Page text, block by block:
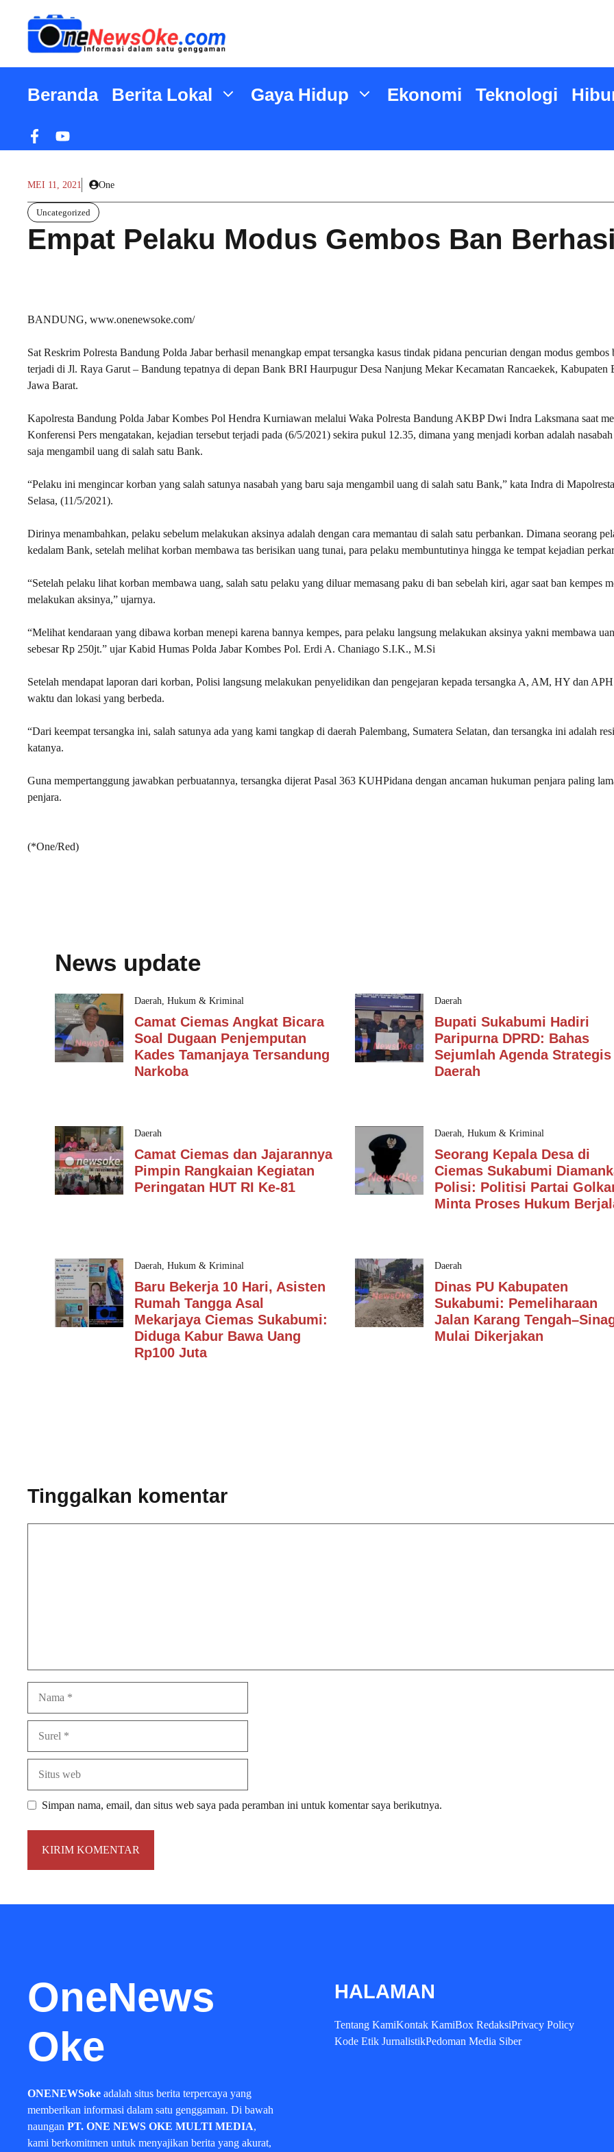
Beranda Berita Lokal Gaya Hidup Ekonomi Teknologi
MEI 11, 2021 One
Uncategorized
Empat Pelaku Modus Gembos Ban
BANDUNG, www.onenewsoke.com/
Sat Reskrim Polresta Bandung Polda Jabar berhasil menangkap empat tersangka kasus tindak pidana pencurian dengan modus gembos
terjadi di Jl. Raya Garut – Bandung tepatnya di depan Bank BRI Haurpugur Desa Nanjung Mekar Kecamatan Rancaekek, Kabupaten
Jawa Barat.
Kapolresta Bandung Polda Jabar Kombes Pol Hendra Kurniawan melalui Waka Polresta Bandung AKBP Dwi Indra Laksmana saat
Konferensi Pers mengatakan, kejadian tersebut terjadi pada (6/5/2021) sekira pukul 12.35, dimana yang menjadi korban adalah
saja mengambil uang di salah satu Bank.
“Pelaku ini mengincar korban yang salah satunya nasabah yang baru saja mengambil uang di salah satu Bank,” kata Indra di
Selasa, (11/5/2021).
Dirinya menambahkan, pelaku sebelum melakukan aksinya adalah dengan cara memantau di salah satu perbankan. Dimana seorang
kedalam Bank, setelah melihat korban membawa tas berisikan uang tunai, para pelaku membuntutinya hingga ke tempat kejadian
“Setelah pelaku lihat korban membawa uang, salah satu pelaku yang diluar memasang paku di ban sebelah kiri, agar saat ban kempes
melakukan aksinya,” ujarnya.
“Melihat kendaraan yang dibawa korban menepi karena bannya kempes, para pelaku langsung melakukan aksinya yakni membawa
sebesar Rp 250jt.” ujar Kabid Humas Polda Jabar Kombes Pol. Erdi A. Chaniago S.I.K., M.Si
Setelah mendapat laporan dari korban, Polisi langsung melakukan penyelidikan dan pengejaran kepada tersangka A, AM, HY dan
waktu dan lokasi yang berbeda.
“Dari keempat tersangka ini, salah satunya ada yang kami tangkap di daerah Palembang, Sumatera Selatan, dan tersangka ini adalah
katanya.
Guna mempertanggung jawabkan perbuatannya, tersangka dijerat Pasal 363 KUHPidana dengan ancaman hukuman penjara paling
penjara.
(*One/Red)
News update
Daerah Hukum & Kriminal
Camat Ciemas Angkat Bicara
Soal Dugaan Penjemputan
Kades Tamanjaya Tersandung
Narkoba
Daerah
Bupati Sukabumi Hadiri
Paripurna DPRD: Bahas
Sejumlah Agenda Strategis
Daerah
Daerah
Camat Ciemas dan Jajarannya
Pimpin Rangkaian Kegiatan
Peringatan HUT RI Ke-81
Daerah Hukum & Kriminal
Seorang Kepala Desa di
Ciemas Sukabumi
Polisi: Politisi Partai
Minta Proses Hukum
Daerah Hukum & Kriminal
Baru Bekerja 10 Hari, Asisten
Rumah Tangga Asal
Mekarjaya Ciemas Sukabumi:
Diduga Kabur Bawa Uang
Rp100 Juta
Daerah
Dinas PU Kabupaten
Sukabumi: Pemeliharaan
Jalan Karang
Mulai Dikerjakan
Tinggalkan komentar
Simpan nama, email, dan situs web saya pada peramban ini untuk komentar saya berikutnya.
OneNews
Oke
ONENEWSoke adalah situs berita terpercaya yang
memberikan informasi dalam satu genggaman. Di bawah
naungan PT. ONE NEWS OKE MULTI MEDIA,
kami berkomitmen untuk menyajikan berita yang akurat,
HALAMAN
Tentang KamiKontak KamiBox RedaksiPrivacy Policy
Kode Etik JurnalistikPedoman Media Siber